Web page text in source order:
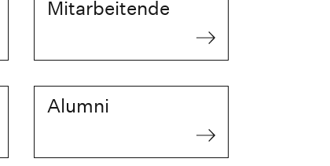
Mitarbeitende
Alumni